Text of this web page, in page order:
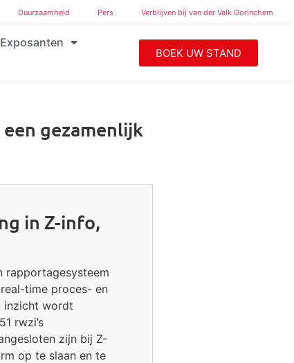
Duurzaamheid Pers Verblijven bij van der Valk Gorinchem
Exposanten
BOEK UW STAND
gezamenlijk
in Z-info,
rapportagesysteem
time proces- en
inzicht wordt
rwzi’s
zijn bij Z-
op te slaan en te